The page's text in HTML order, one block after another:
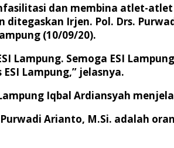
dan membina atlet-
Irjen. Pol. Drs.
(10/09/20).
Lampung. Semoga ESI
Lampung,” jelasnya.
Iqbal Ardiansyah
Arianto, M.Si. adalah